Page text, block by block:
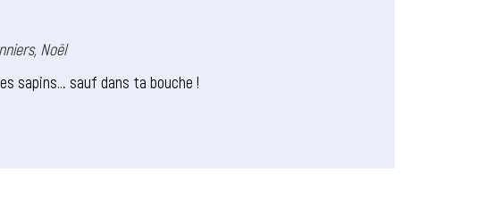
, Noël
sapins… sauf dans ta bouche !